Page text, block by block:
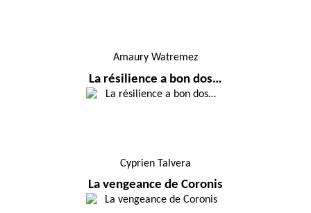
Amaury Watremez
La résilience a bon dos…
Cyprien Talvera
La vengeance de Coronis